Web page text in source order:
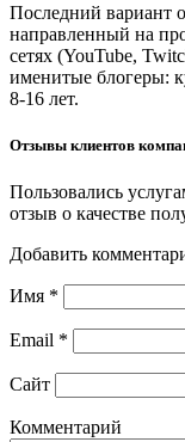
Последний вариант
направленный на
сетях (YouTube,
именитые блогеры:
8-16 лет.
Отзывы клиентов
Пользовались
отзыв о качестве
Добавить
Имя *
Email *
Сайт
Комментарий